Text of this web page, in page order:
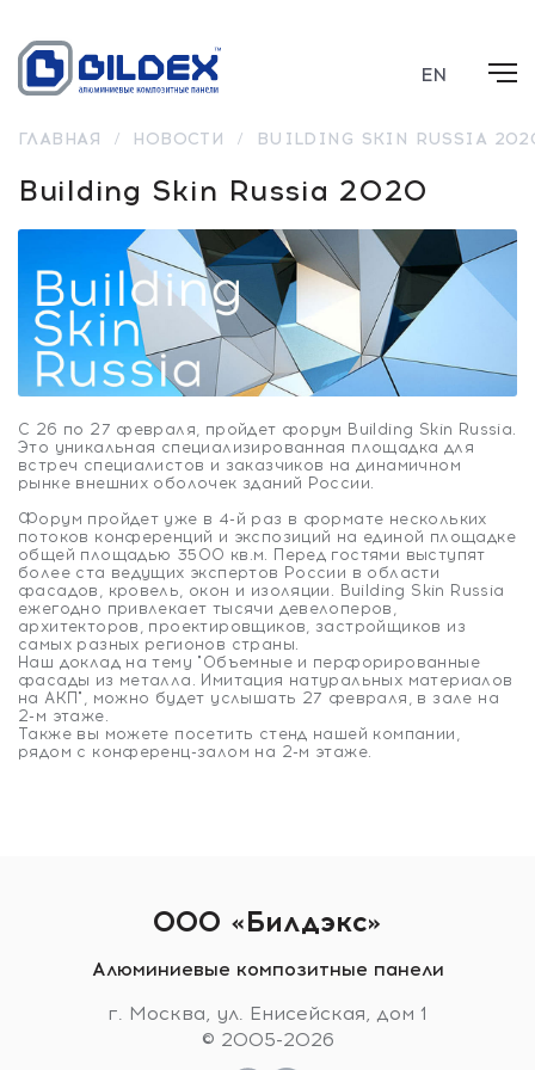
EN
ГЛАВНАЯ / НОВОСТИ / BUILDING SKIN RUSSIA
Building Skin Russia 2020
С 26 по 27 февраля, пройдет форум Building Skin Russia.
Это уникальная специализированная площадка для
встреч специалистов и заказчиков на динамичном
рынке внешних оболочек зданий России.
Форум пройдет уже в 4-й раз в формате нескольких
потоков конференций и экспозиций на единой площадке
общей площадью 3500 кв.м. Перед гостями выступят
более ста ведущих экспертов России в области
фасадов, кровель, окон и изоляции. Building Skin Russia
ежегодно привлекает тысячи девелоперов,
архитекторов, проектировщиков, застройщиков из
самых разных регионов страны.
Наш доклад на тему "Объемные и перфорированные
фасады из металла. Имитация натуральных материалов
на АКП", можно будет услышать 27 февраля, в зале на
2-м этаже.
Также вы можете посетить стенд нашей компании,
рядом с конференц-залом на 2-м этаже.
ООО «Билдэкс»
Алюминиевые композитные панели
г. Москва, ул. Енисейская, дом 1
© 2005-2026